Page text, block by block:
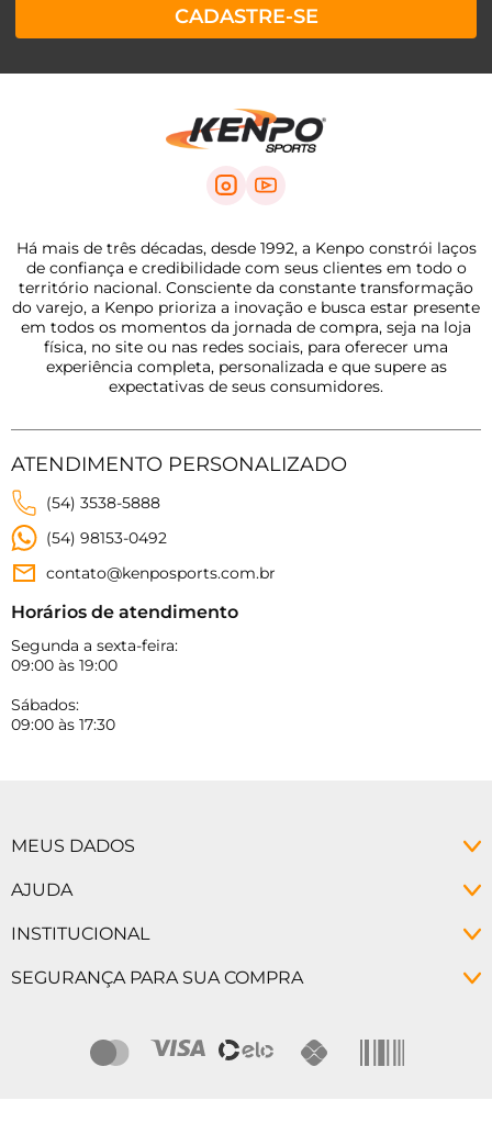
CADASTRE-SE
Há mais de três décadas, desde 1992, a Kenpo constrói laços
de confiança e credibilidade com seus clientes em todo o
território nacional. Consciente da constante transformação
do varejo, a Kenpo prioriza a inovação e busca estar presente
em todos os momentos da jornada de compra, seja na loja
física, no site ou nas redes sociais, para oferecer uma
experiência completa, personalizada e que supere as
expectativas de seus consumidores.
ATENDIMENTO PERSONALIZADO
(54) 3538-5888
(54) 98153-0492
contato@kenposports.com.br
Horários de atendimento
Segunda a sexta-feira:
09:00 às 19:00
Sábados:
09:00 às 17:30
MEUS DADOS
Alterar senha
AJUDA
Prazo de Entrega
INSTITUCIONAL
Empresa
SEGURANÇA PARA SUA COMPRA